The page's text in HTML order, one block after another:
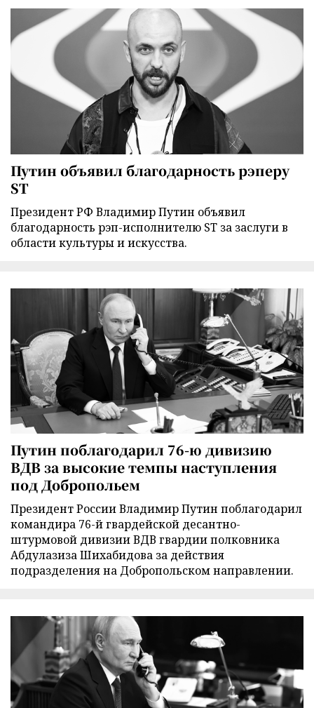
Путин объявил благодарность рэперу
ST
Президент РФ Владимир Путин объявил
благодарность рэп-исполнителю ST за заслуги в
области культуры и искусства.
Путин поблагодарил 76-ю дивизию
ВДВ за высокие темпы наступления
под Добропольем
Президент России Владимир Путин поблагодарил
командира 76-й гвардейской десантно-
штурмовой дивизии ВДВ гвардии полковника
Абдулазиза Шихабидова за действия
подразделения на Добропольском направлении.